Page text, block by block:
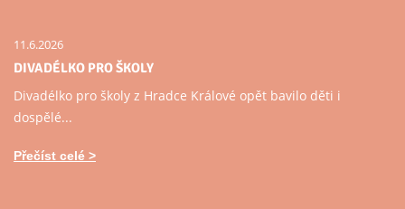
11.6.2026
DIVADÉLKO PRO ŠKOLY
Divadélko pro školy z Hradce Králové opět bavilo děti i
dospělé...
Přečíst celé